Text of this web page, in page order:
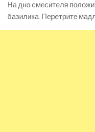
На дно смесителя
базилика. Перетрите